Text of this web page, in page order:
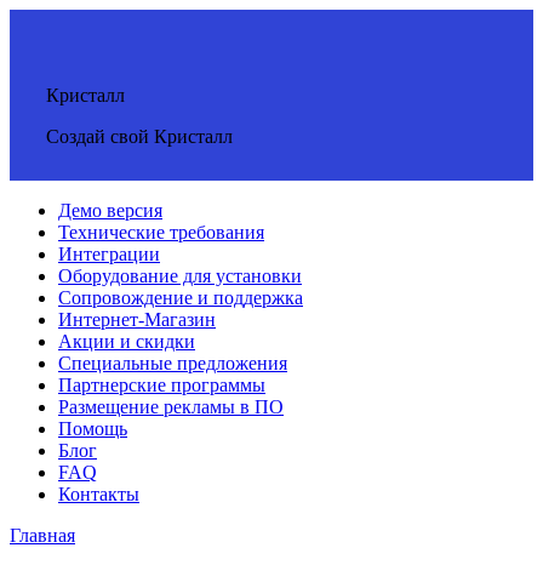
Кристалл
Создай свой Кристалл
Демо версия
Технические требования
Интеграции
Оборудование для установки
Сопровождение и поддержка
Интернет-Магазин
Акции и скидки
Специальные предложения
Партнерские программы
Размещение рекламы в ПО
Помощь
Блог
FAQ
Контакты
Главная